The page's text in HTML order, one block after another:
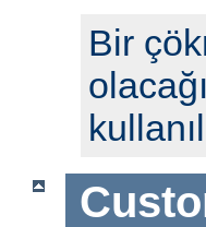
Bir